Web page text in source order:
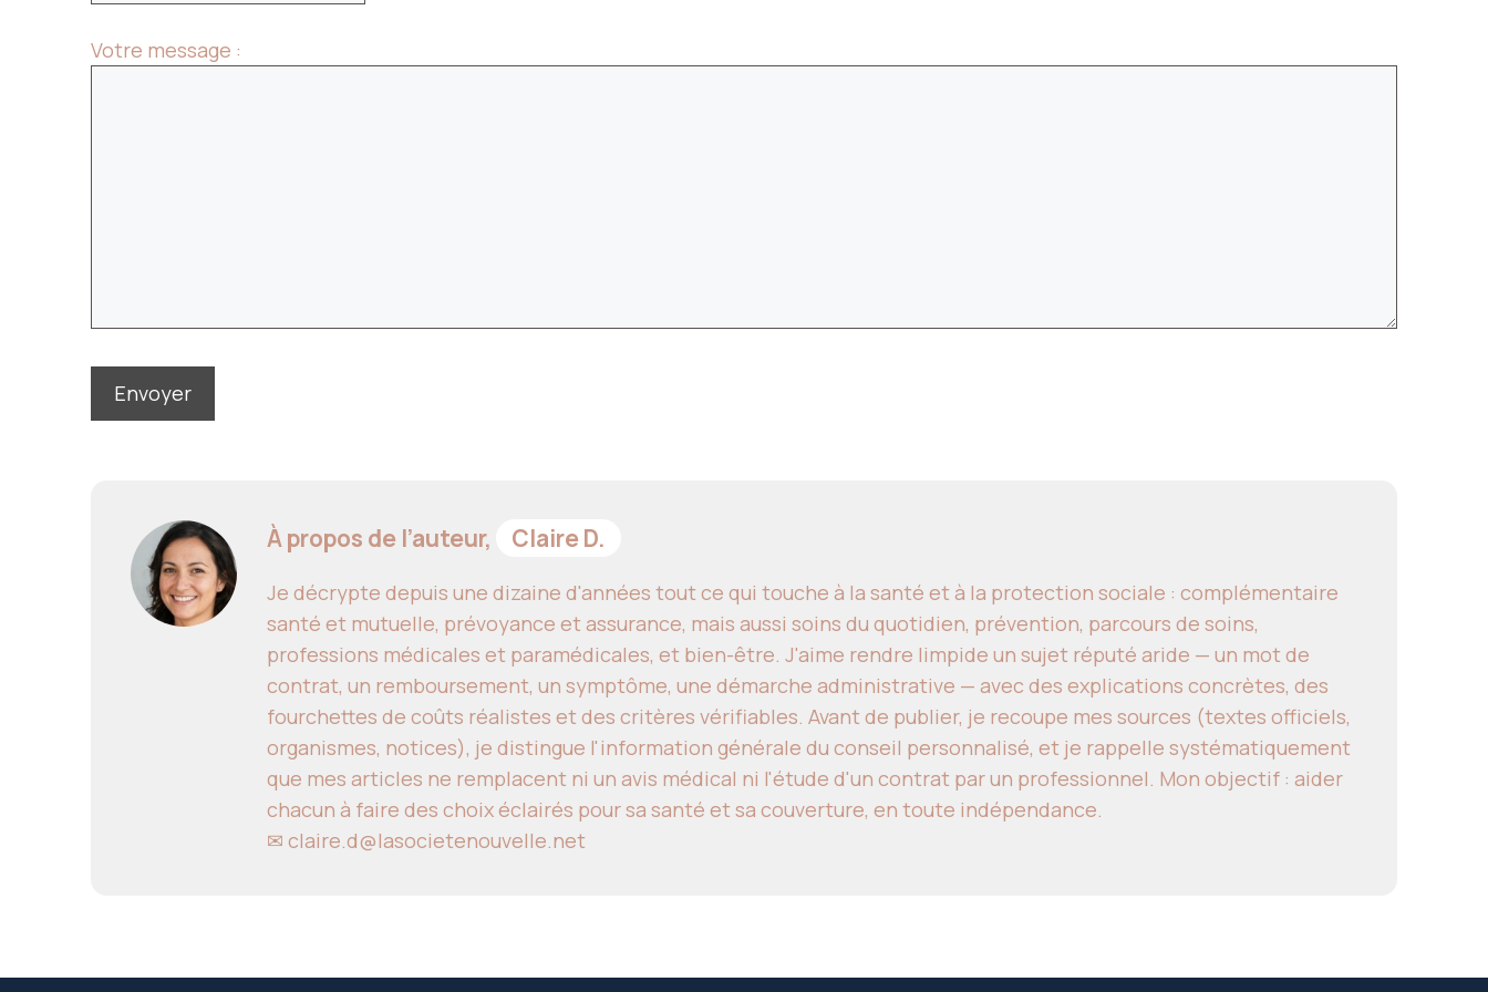
Votre message :
À propos de l’auteur, Claire D.
Je décrypte depuis une dizaine d'années tout ce qui touche à la santé et à la protection sociale : complémentaire
santé et mutuelle, prévoyance et assurance, mais aussi soins du quotidien, prévention, parcours de soins,
professions médicales et paramédicales, et bien-être. J'aime rendre limpide un sujet réputé aride — un mot de
contrat, un remboursement, un symptôme, une démarche administrative — avec des explications concrètes, des
fourchettes de coûts réalistes et des critères vérifiables. Avant de publier, je recoupe mes sources (textes officiels,
organismes, notices), je distingue l'information générale du conseil personnalisé, et je rappelle systématiquement
que mes articles ne remplacent ni un avis médical ni l'étude d'un contrat par un professionnel. Mon objectif : aider
chacun à faire des choix éclairés pour sa santé et sa couverture, en toute indépendance.
✉ claire.d@lasocietenouvelle.net